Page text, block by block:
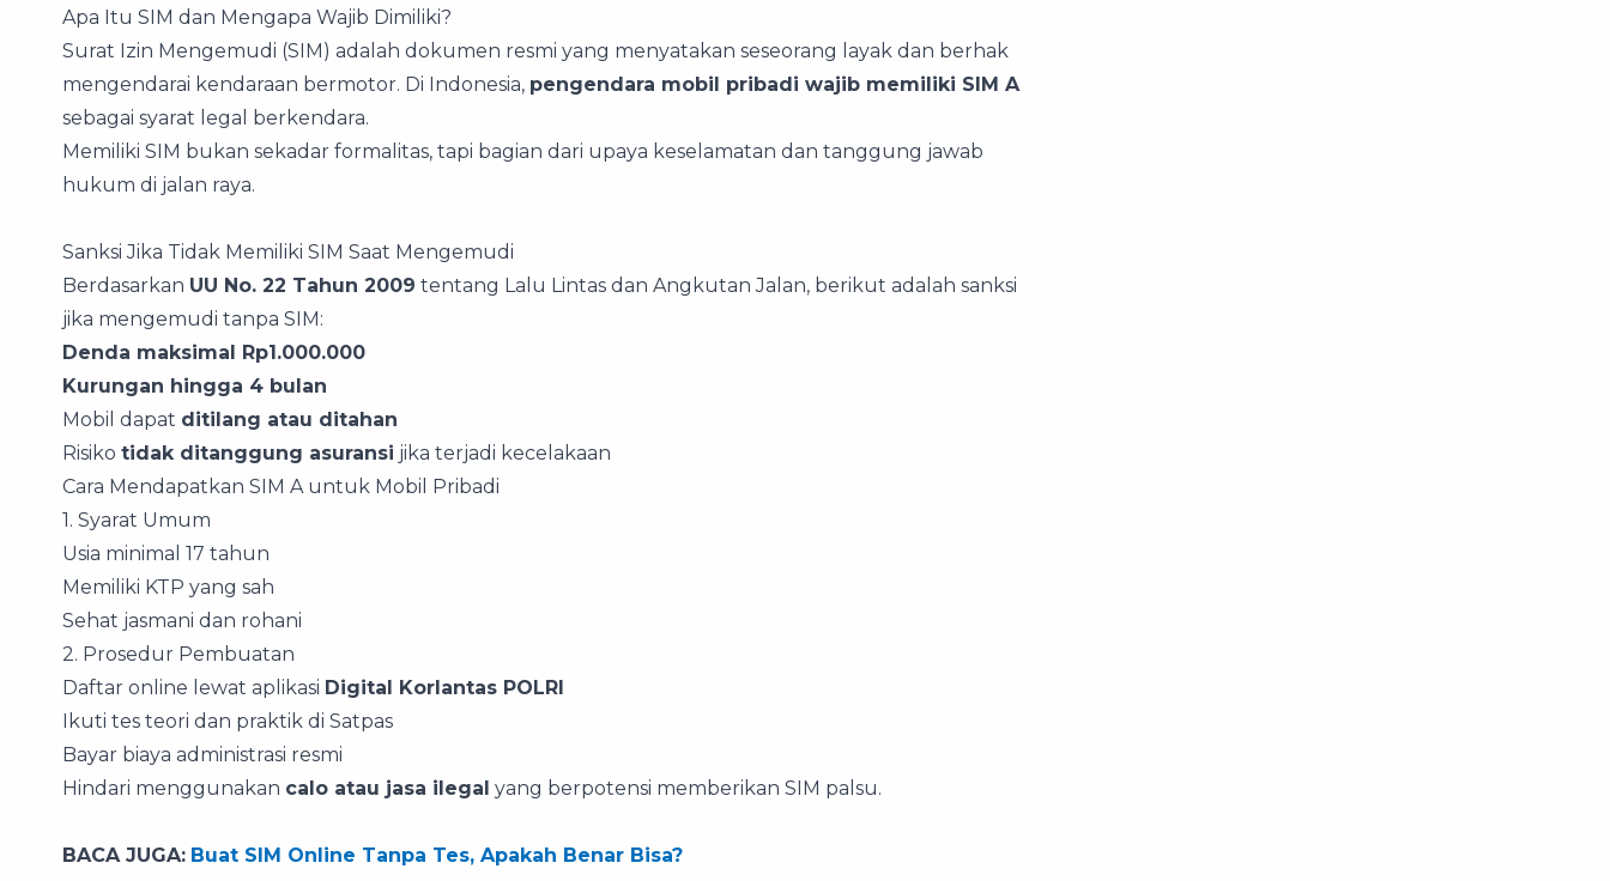
Apa Itu SIM dan Mengapa Wajib Dimiliki?
Surat Izin Mengemudi (SIM) adalah dokumen resmi yang menyatakan seseorang layak dan berhak
mengendarai kendaraan bermotor. Di Indonesia, pengendara mobil pribadi wajib memiliki SIM A
sebagai syarat legal berkendara.
Memiliki SIM bukan sekadar formalitas, tapi bagian dari upaya keselamatan dan tanggung jawab
hukum di jalan raya.
Sanksi Jika Tidak Memiliki SIM Saat Mengemudi
Berdasarkan UU No. 22 Tahun 2009 tentang Lalu Lintas dan Angkutan Jalan, berikut adalah sanksi
jika mengemudi tanpa SIM:
Denda maksimal Rp1.000.000
Kurungan hingga 4 bulan
Mobil dapat ditilang atau ditahan
Risiko tidak ditanggung asuransi jika terjadi kecelakaan
Cara Mendapatkan SIM A untuk Mobil Pribadi
1. Syarat Umum
Usia minimal 17 tahun
Memiliki KTP yang sah
Sehat jasmani dan rohani
2. Prosedur Pembuatan
Daftar online lewat aplikasi Digital Korlantas POLRI
Ikuti tes teori dan praktik di Satpas
Bayar biaya administrasi resmi
Hindari menggunakan calo atau jasa ilegal yang berpotensi memberikan SIM palsu.
BACA JUGA: Buat SIM Online Tanpa Tes, Apakah Benar Bisa?